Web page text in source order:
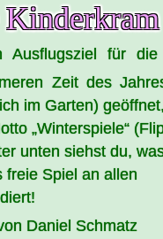
Ausflugsziel für
Zeit des
im Garten)
„Winterspiele“
unten siehst du,
freie Spiel an allen
Daniel Schmatz